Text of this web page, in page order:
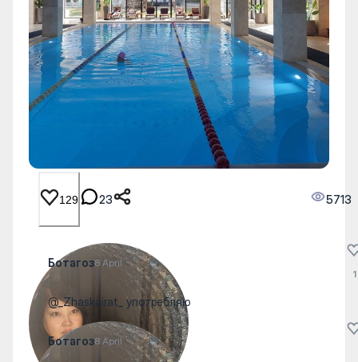
129 23 5713
Ботагоз8 April
@_Zhaskairat_ употребляю
1
Ботагоз8 April